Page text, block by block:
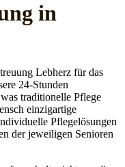
in
Lebherz für das
24-Stunden
traditionelle Pflege
einzigartige
Pflegelösungen
der jeweiligen Senioren